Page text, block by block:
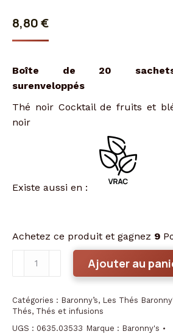
8,80€
Boîte de 20
surenveloppés
Thé noir Cocktail de fruits et
noir
Existe aussi en :
Achetez ce produit et gagnez 9
Hoedic
Baronny's
Ajouter au
Catégories : Baronny’s, Les Thés
Thés, Thés et infusions
UGS : 0635.03533 Marque : Baronny's